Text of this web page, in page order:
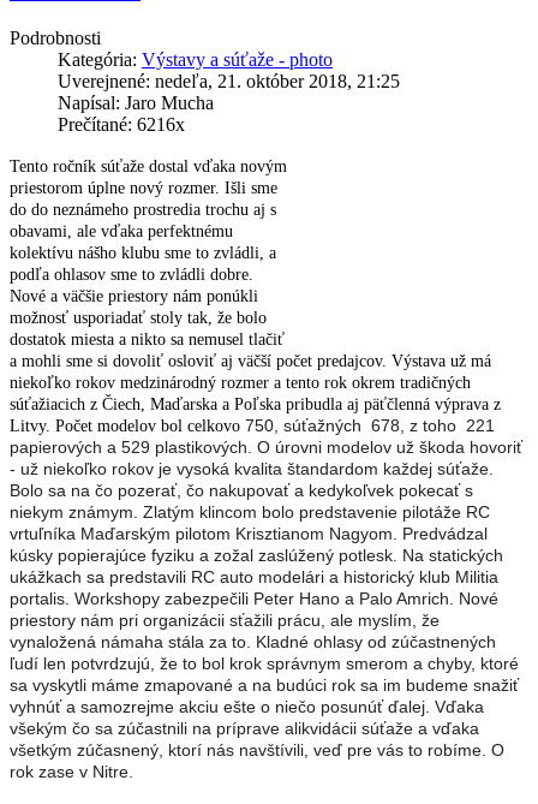
Podrobnosti
Kategória: Výstavy a súťaže - photo
Uverejnené: nedeľa, 21. október 2018, 21:25
Napísal: Jaro Mucha
Prečítané: 6216x
Tento ročník súťaže dostal vďaka novým
priestorom úplne nový rozmer. Išli sme
do do neznámeho prostredia trochu aj s
obavami, ale vďaka perfektnému
kolektívu nášho klubu sme to zvládli, a
podľa ohlasov sme to zvládli dobre.
Nové a väčšie priestory nám ponúkli
možnosť usporiadať stoly tak, že bolo
dostatok miesta a nikto sa nemusel tlačiť
a mohli sme si dovoliť osloviť aj väčší počet predajcov. Výstava už má
niekoľko rokov medzinárodný rozmer a tento rok okrem tradičných
súťažiacich z Čiech, Maďarska a Poľska pribudla aj päťčlenná výprava z
Litvy. Počet modelov bol celkovo 750, súťažných 678, z toho 221
papierových a 529 plastikových. O úrovni modelov už škoda hovoriť
- už niekoľko rokov je vysoká kvalita štandardom každej súťaže.
Bolo sa na čo pozerať, čo nakupovať a kedykoľvek pokecať s
niekym známym. Zlatým klincom bolo predstavenie pilotáže RC
vrtuľníka Maďarským pilotom Krisztianom Nagyom. Predvádzal
kúsky popierajúce fyziku a zožal zaslúžený potlesk. Na statických
ukážkach sa predstavili RC auto modelári a historický klub Militia
portalis. Workshopy zabezpečili Peter Hano a Palo Amrich. Nové
priestory nám pri organizácii sťažili prácu, ale myslím, že
vynaložená námaha stála za to. Kladné ohlasy od zúčastnených
ľudí len potvrdzujú, že to bol krok správnym smerom a chyby, ktoré
sa vyskytli máme zmapované a na budúci rok sa im budeme snažiť
vyhnúť a samozrejme akciu ešte o niečo posunúť ďalej. Vďaka
všekým čo sa zúčastnili na príprave alikvidácii súťaže a vďaka
všetkým zúčasnený, ktorí nás navštívili, veď pre vás to robíme. O
rok zase v Nitre.